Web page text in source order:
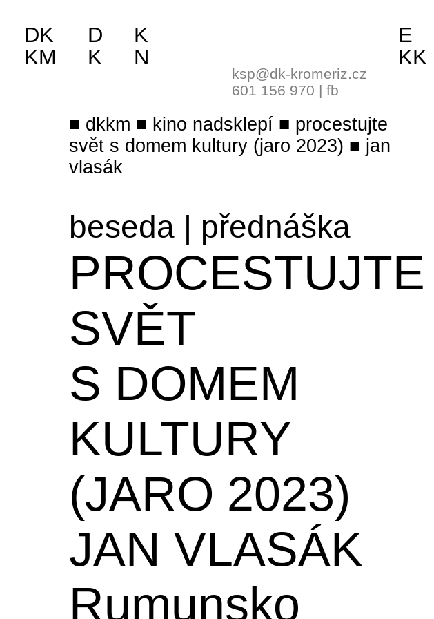
dkkm kino nadsklepí
procestujte
svět s domem kultury (jaro 2023)
jan
vlasák
beseda| přednáška
PROCESTUJTE
SVĚT
S DOMEM
KULTURY
(JARO 2023)
JAN VLASÁK
Rumunsko
DK
KM
D
K
K
N
ksp@dk-kromeriz.cz
601 156 970 | fb
E
KK